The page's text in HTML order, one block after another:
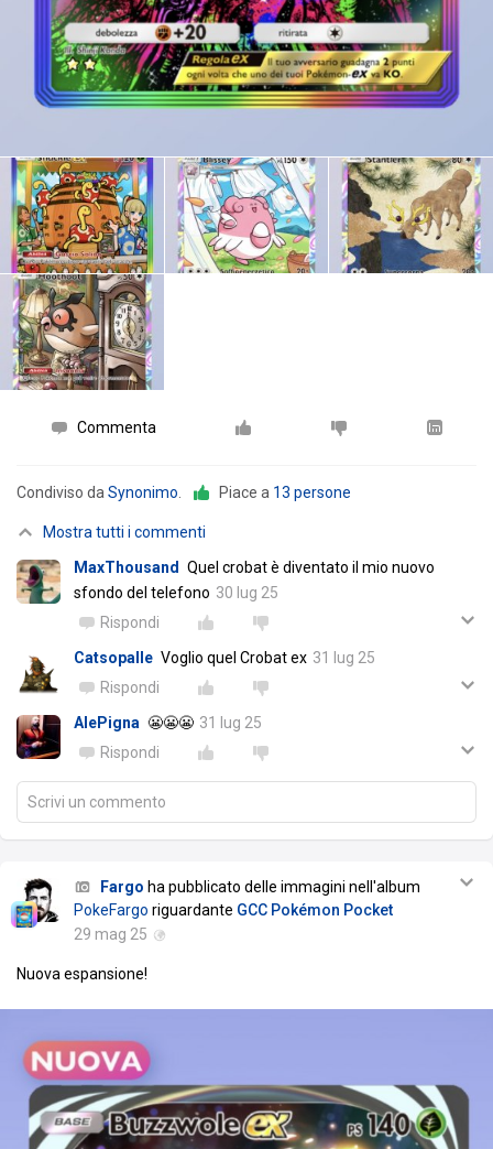
Commenta
Condiviso da Synonimo Piace a 13 persone
Mostra tutti i commenti
MaxThousand
Quel crobat è diventato il mio nuovo
sfondo del telefono 30 lug 25
Rispondi
Catsopalle Voglio quel Crobat ex 31 lug 25
Rispondi
AlePigna 😬😬😬 31 lug 25
Rispondi
Scrivi un commento
Fargo ha pubblicato delle immagini nell'album
PokeFargo riguardante GCC Pokémon Pocket
29 mag 25
Nuova espansione!